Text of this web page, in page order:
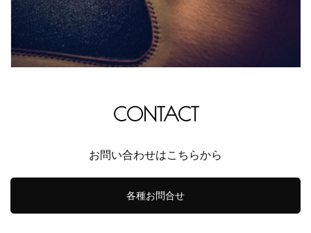
CONTACT
お問い合わせはこちらから
各種お問合せ